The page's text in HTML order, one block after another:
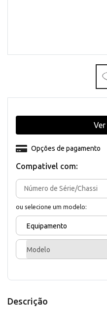
Compativel com:
ou selecione um modelo:
Equipamento
Modelo
Opções de pagamento
Ver
Descrição